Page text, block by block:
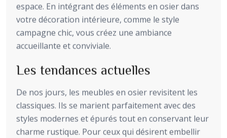
espace. En intégrant des éléments en osier dans
votre décoration intérieure, comme le style
campagne chic, vous créez une ambiance
accueillante et conviviale.
Les tendances actuelles
De nos jours, les meubles en osier revisitent les
classiques. Ils se marient parfaitement avec des
styles modernes et épurés tout en conservant leur
charme rustique. Pour ceux qui désirent embellir